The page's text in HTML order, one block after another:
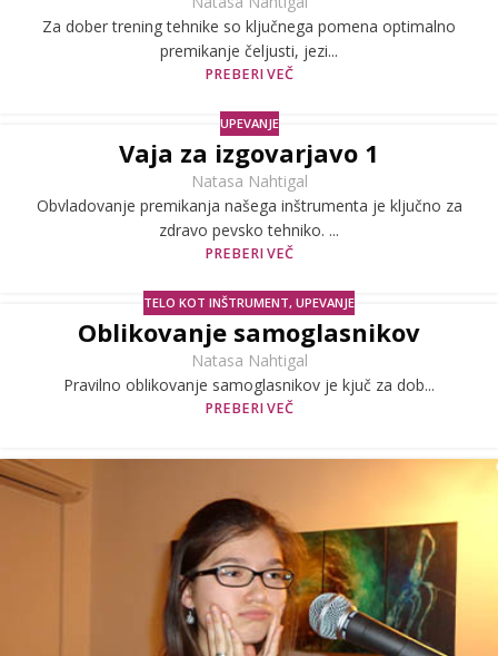
Za dober trening tehnike so ključnega pomena optimalno
premikanje čeljusti, jezi...
PREBERI VEČ
UPEVANJE
Vaja za izgovarjavo 1
Natasa Nahtigal
Obvladovanje premikanja našega inštrumenta je ključno za
zdravo pevsko tehniko. ...
PREBERI VEČ
TELO KOT INŠTRUMENT, UPEVANJE
Oblikovanje samoglasnikov
Natasa Nahtigal
Pravilno oblikovanje samoglasnikov je kjuč za dob...
PREBERI VEČ